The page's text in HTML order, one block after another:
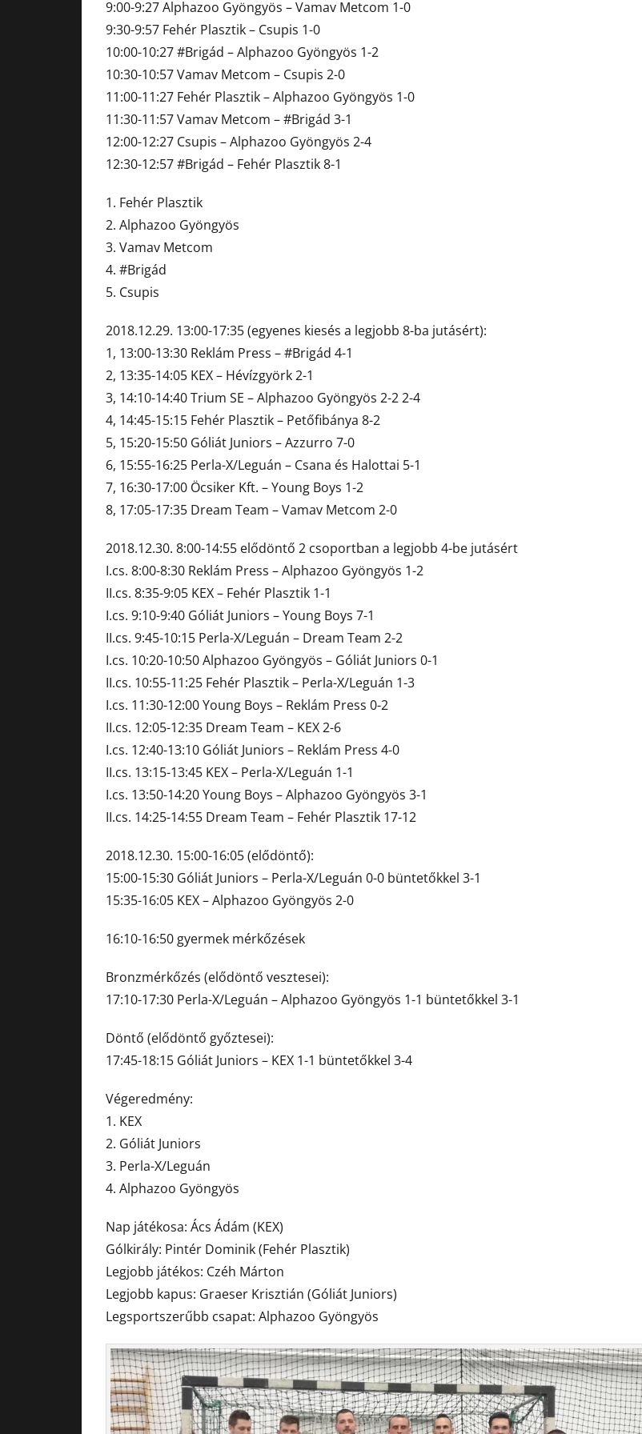
9:00-9:27 Alphazoo Gyöngyös – Vamav Metcom 1-0
9:30-9:57 Fehér Plasztik – Csupis 1-0
10:00-10:27 #Brigád – Alphazoo Gyöngyös 1-2
10:30-10:57 Vamav Metcom – Csupis 2-0
11:00-11:27 Fehér Plasztik – Alphazoo Gyöngyös 1-0
11:30-11:57 Vamav Metcom – #Brigád 3-1
12:00-12:27 Csupis – Alphazoo Gyöngyös 2-4
12:30-12:57 #Brigád – Fehér Plasztik 8-1
1. Fehér Plasztik
2. Alphazoo Gyöngyös
3. Vamav Metcom
4. #Brigád
5. Csupis
2018.12.29. 13:00-17:35 (egyenes kiesés a legjobb 8-ba jutásért):
1, 13:00-13:30 Reklám Press – #Brigád 4-1
2, 13:35-14:05 KEX – Hévízgyörk 2-1
3, 14:10-14:40 Trium SE – Alphazoo Gyöngyös 2-2 2-4
4, 14:45-15:15 Fehér Plasztik – Petőfibánya 8-2
5, 15:20-15:50 Góliát Juniors – Azzurro 7-0
6, 15:55-16:25 Perla-X/Leguán – Csana és Halottai 5-1
7, 16:30-17:00 Öcsiker Kft. – Young Boys 1-2
8, 17:05-17:35 Dream Team – Vamav Metcom 2-0
2018.12.30. 8:00-14:55 elődöntő 2 csoportban a legjobb 4-be jutásért
I.cs. 8:00-8:30 Reklám Press – Alphazoo Gyöngyös 1-2
II.cs. 8:35-9:05 KEX – Fehér Plasztik 1-1
I.cs. 9:10-9:40 Góliát Juniors – Young Boys 7-1
II.cs. 9:45-10:15 Perla-X/Leguán – Dream Team 2-2
I.cs. 10:20-10:50 Alphazoo Gyöngyös – Góliát Juniors 0-1
II.cs. 10:55-11:25 Fehér Plasztik – Perla-X/Leguán 1-3
I.cs. 11:30-12:00 Young Boys – Reklám Press 0-2
II.cs. 12:05-12:35 Dream Team – KEX 2-6
I.cs. 12:40-13:10 Góliát Juniors – Reklám Press 4-0
II.cs. 13:15-13:45 KEX – Perla-X/Leguán 1-1
I.cs. 13:50-14:20 Young Boys – Alphazoo Gyöngyös 3-1
II.cs. 14:25-14:55 Dream Team – Fehér Plasztik 17-12
2018.12.30. 15:00-16:05 (elődöntő):
15:00-15:30 Góliát Juniors – Perla-X/Leguán 0-0 büntetőkkel 3-1
15:35-16:05 KEX – Alphazoo Gyöngyös 2-0
16:10-16:50 gyermek mérkőzések
Bronzmérkőzés (elődöntő vesztesei):
17:10-17:30 Perla-X/Leguán – Alphazoo Gyöngyös 1-1 büntetőkkel 3-1
Döntő (elődöntő győztesei):
17:45-18:15 Góliát Juniors – KEX 1-1 büntetőkkel 3-4
Végeredmény:
1. KEX
2. Góliát Juniors
3. Perla-X/Leguán
4. Alphazoo Gyöngyös
Nap játékosa: Ács Ádám (KEX)
Gólkirály: Pintér Dominik (Fehér Plasztik)
Legjobb játékos: Czéh Márton
Legjobb kapus: Graeser Krisztián (Góliát Juniors)
Legsportszerűbb csapat: Alphazoo Gyöngyös